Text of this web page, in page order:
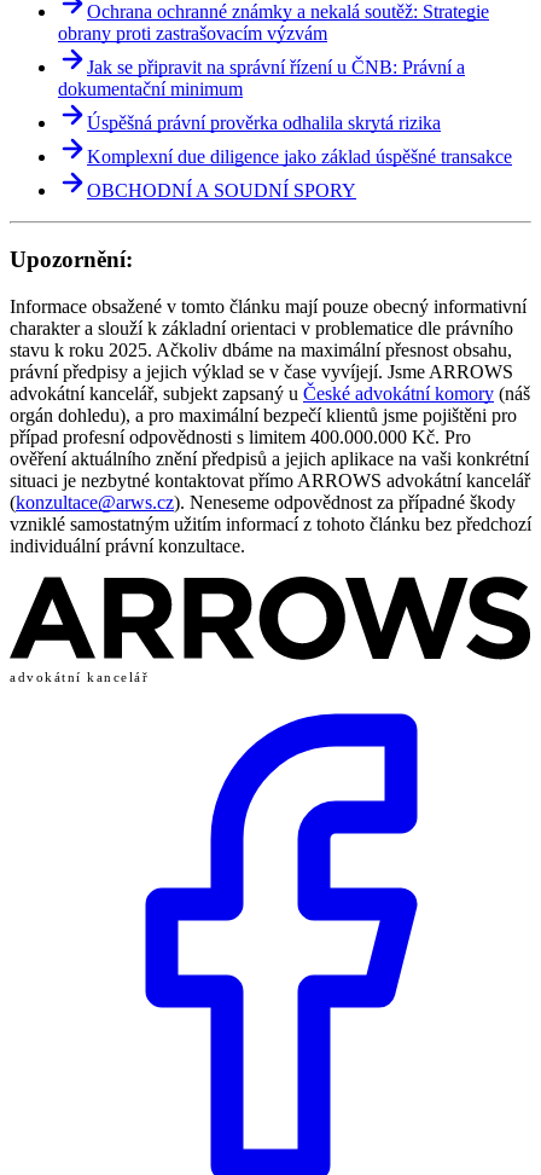
Ochrana ochranné známky a nekalá soutěž: Strategie
obrany proti zastrašovacím výzvám
Jak se připravit na správní řízení u ČNB: Právní a
dokumentační minimum
Úspěšná právní prověrka odhalila skrytá rizika
Komplexní due diligence jako základ úspěšné transakce
OBCHODNÍ A SOUDNÍ SPORY
Upozornění:
Informace obsažené v tomto článku mají pouze obecný informativní
charakter a slouží k základní orientaci v problematice dle právního
stavu k roku 2025. Ačkoliv dbáme na maximální přesnost obsahu,
právní předpisy a jejich výklad se v čase vyvíjejí. Jsme ARROWS
advokátní kancelář, subjekt zapsaný u České advokátní komory (náš
orgán dohledu), a pro maximální bezpečí klientů jsme pojištěni pro
případ profesní odpovědnosti s limitem 400.000.000 Kč. Pro
ověření aktuálního znění předpisů a jejich aplikace na vaši konkrétní
situaci je nezbytné kontaktovat přímo ARROWS advokátní kancelář
(konzultace@arws.cz). Neneseme odpovědnost za případné škody
vzniklé samostatným užitím informací z tohoto článku bez předchozí
individuální právní konzultace.
advokátní kancelář